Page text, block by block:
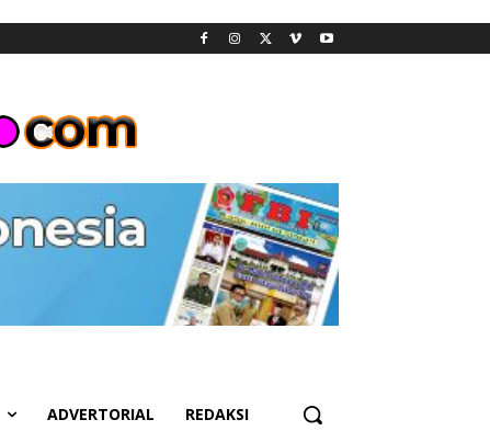
ADVERTORIAL REDAKSI